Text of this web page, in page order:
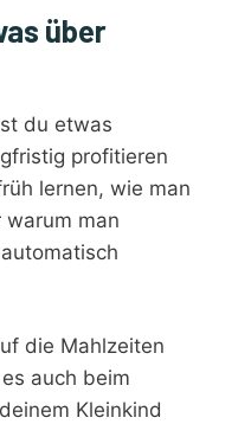
über
du etwas
profitieren
lernen, wie man
man
die Mahlzeiten
auch beim
Kleinkind